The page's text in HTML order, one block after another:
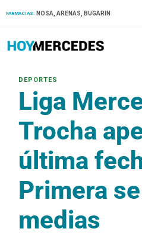
FARMACIAS: NOSA, ARENAS, BUGARIN
Liga
Trocha
última
Primera
medias